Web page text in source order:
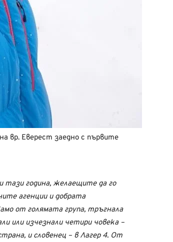
вр. Еверест заедно с първите
тази година, желаещите да го
агенции и добрата
от голямата група, тръгнала
или изчезнали четири човека –
и словенец – в Лагер 4. От